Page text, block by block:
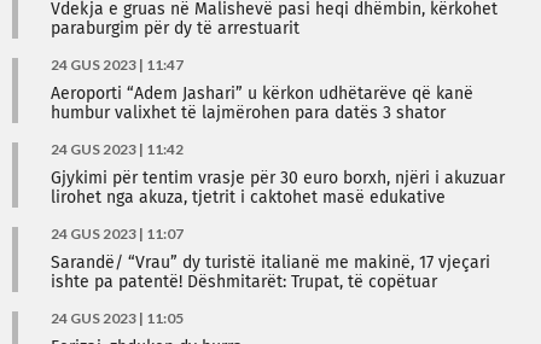
Vdekja e gruas në Malishevë pasi heqi dhëmbin, kërkohet
paraburgim për dy të arrestuarit
24 GUS 2023 | 11:47
Aeroporti “Adem Jashari” u kërkon udhëtarëve që kanë
humbur valixhet të lajmërohen para datës 3 shator
24 GUS 2023 | 11:42
Gjykimi për tentim vrasje për 30 euro borxh, njëri i akuzuar
lirohet nga akuza, tjetrit i caktohet masë edukative
24 GUS 2023 | 11:07
Sarandë/ “Vrau” dy turistë italianë me makinë, 17 vjeçari
ishte pa patentë! Dëshmitarët: Trupat, të copëtuar
24 GUS 2023 | 11:05